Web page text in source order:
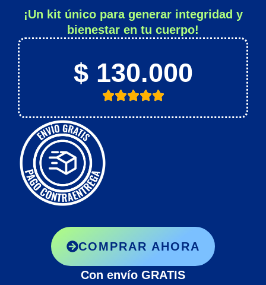
¡Un kit único para generar integridad y
bienestar en tu cuerpo!
$ 130.000
COMPRAR AHORA
Con envío GRATIS